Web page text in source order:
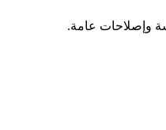
وإصلاحات عامة.